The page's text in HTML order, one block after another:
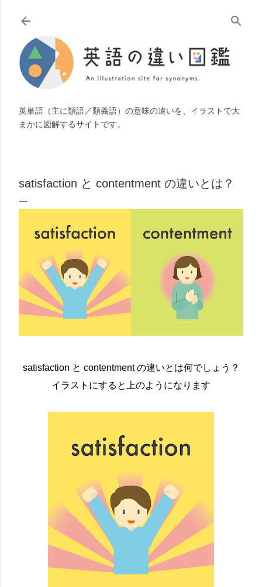
スキップしてメイン コンテンツに移動
英単語（主に類語／類義語）の意味の違いを、イラストで大
まかに図解するサイトです。
satisfaction と contentment の違いとは？
satisfaction と contentment の違いとは何でしょう？
イラストにすると上のようになります